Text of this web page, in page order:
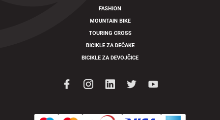
FASHION
MOUNTAIN BIKE
TOURING CROSS
BICIKLE ZA DEČAKE
BICIKLE ZA DEVOJČICE